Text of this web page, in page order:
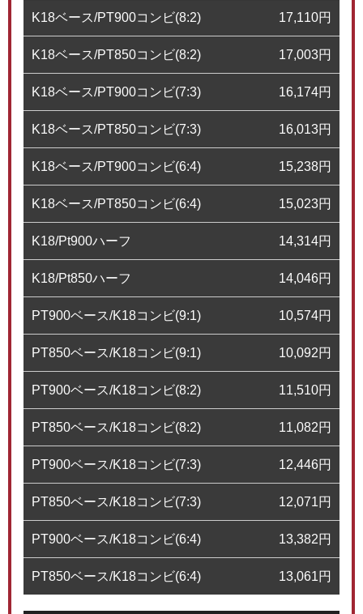
K18ベース/PT900コンビ(8:2) 17,110円
K18ベース/PT850コンビ(8:2) 17,003円
K18ベース/PT900コンビ(7:3) 16,174円
K18ベース/PT850コンビ(7:3) 16,013円
K18ベース/PT900コンビ(6:4) 15,238円
K18ベース/PT850コンビ(6:4) 15,023円
K18/Pt900ハーフ 14,314円
K18/Pt850ハーフ 14,046円
PT900ベース/K18コンビ(9:1) 10,574円
PT850ベース/K18コンビ(9:1) 10,092円
PT900ベース/K18コンビ(8:2) 11,510円
PT850ベース/K18コンビ(8:2) 11,082円
PT900ベース/K18コンビ(7:3) 12,446円
PT850ベース/K18コンビ(7:3) 12,071円
PT900ベース/K18コンビ(6:4) 13,382円
PT850ベース/K18コンビ(6:4) 13,061円